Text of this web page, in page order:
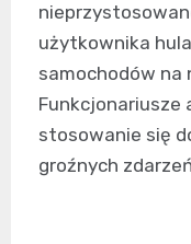
użytkownika
samochodów na
Funkcjonariusze
stosowanie się
groźnych